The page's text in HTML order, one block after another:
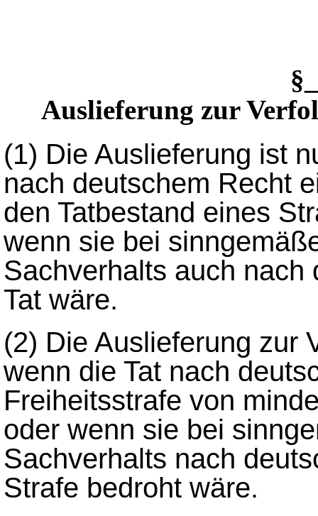
Auslieferung zur
(1) Die Auslieferung ist
nach deutschem Recht
den Tatbestand eines
wenn sie bei
Sachverhalts auch
Tat wäre.
(2) Die Auslieferung zur
wenn die Tat nach
Freiheitsstrafe von
oder wenn sie bei
Sachverhalts nach
Strafe bedroht wäre.